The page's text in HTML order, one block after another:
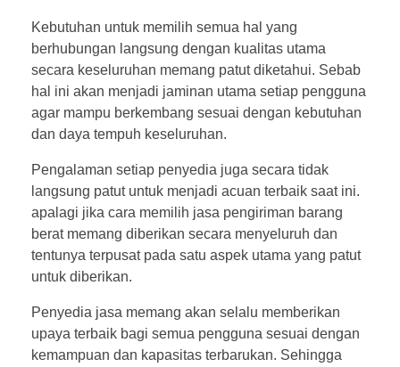
Kebutuhan untuk memilih semua hal yang
berhubungan langsung dengan kualitas utama
secara keseluruhan memang patut diketahui. Sebab
hal ini akan menjadi jaminan utama setiap pengguna
agar mampu berkembang sesuai dengan kebutuhan
dan daya tempuh keseluruhan.
Pengalaman setiap penyedia juga secara tidak
langsung patut untuk menjadi acuan terbaik saat ini.
apalagi jika cara memilih jasa pengiriman barang
berat memang diberikan secara menyeluruh dan
tentunya terpusat pada satu aspek utama yang patut
untuk diberikan.
Penyedia jasa memang akan selalu memberikan
upaya terbaik bagi semua pengguna sesuai dengan
kemampuan dan kapasitas terbarukan. Sehingga